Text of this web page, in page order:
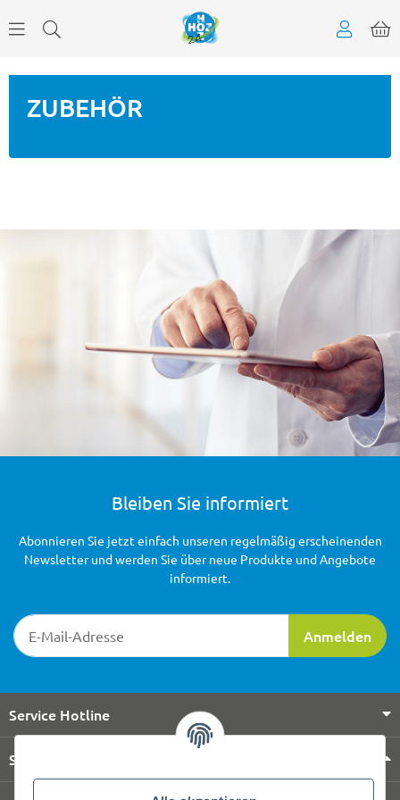
ZUBEHÖR
Bleiben Sie informiert
Newsletter-Registrierung
Anmelden
Abonnieren Sie jetzt einfach unseren regelmäßig erscheinenden
Newsletter und werden Sie über neue Produkte und Angebote
informiert.
Service Hotline
Shop Service